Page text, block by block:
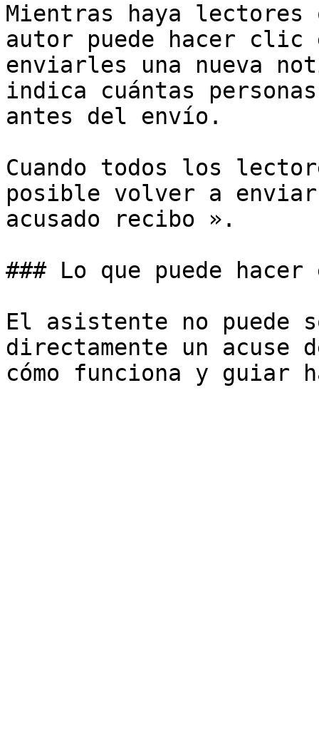
Mientras haya lectores
autor puede hacer
enviarles una nueva
indica cuántas
antes del envío.
Cuando todos los
posible volver a enviar
acusado recibo ».
### Lo que puede
El asistente no
directamente un acuse